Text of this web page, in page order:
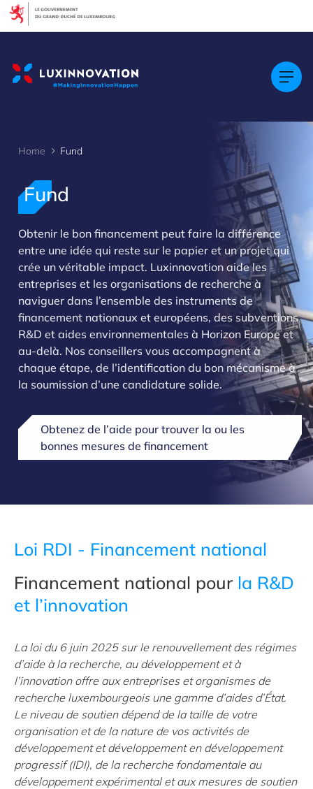
Home Fund
Fund
Obtenir le bon financement peut faire la différence
entre une idée qui reste sur le papier et un projet qui
crée un véritable impact. Luxinnovation aide les
entreprises et les organisations de recherche à
naviguer dans l’ensemble des instruments de
financement nationaux et européens, des subventions
R&D et aides environnementales à Horizon Europe et
au-delà. Nos conseillers vous accompagnent à
chaque étape, de l’identification du bon mécanisme à
la soumission d’une candidature solide.
Obtenez de l’aide pour trouver la ou les
bonnes mesures de financement
Loi RDI - Financement national
Financement national pour la R&D
et l’innovation
La loi du 6 juin 2025 sur le renouvellement des régimes
d’aide à la recherche, au développement et à
l’innovation offre aux entreprises et organismes de
recherche luxembourgeois une gamme d’aides d’État.
Le niveau de soutien dépend de la taille de votre
organisation et de la nature de vos activités de
développement et développement en développement
progressif (IDI), de la recherche fondamentale au
développement expérimental et aux mesures de soutien
Cookies management panel